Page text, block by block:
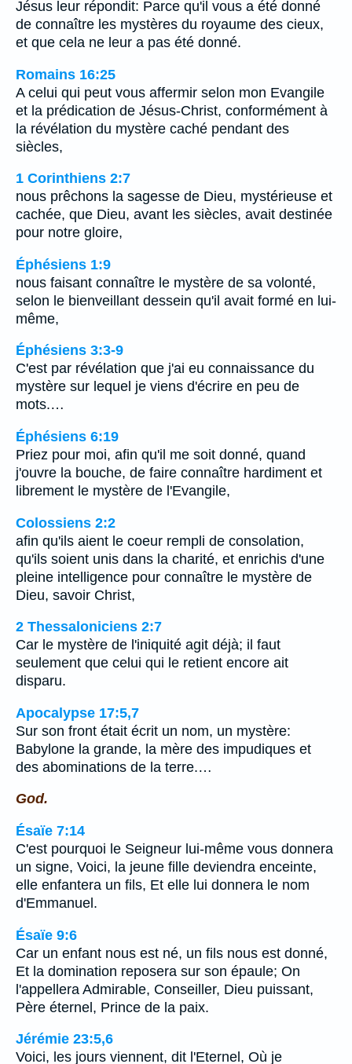
Jésus leur répondit: Parce qu'il vous a été donné
de connaître les mystères du royaume des cieux,
et que cela ne leur a pas été donné.
Romains 16:25
A celui qui peut vous affermir selon mon Evangile
et la prédication de Jésus-Christ, conformément à
la révélation du mystère caché pendant des
siècles,
1 Corinthiens 2:7
nous prêchons la sagesse de Dieu, mystérieuse et
cachée, que Dieu, avant les siècles, avait destinée
pour notre gloire,
Éphésiens 1:9
nous faisant connaître le mystère de sa volonté,
selon le bienveillant dessein qu'il avait formé en lui-
même,
Éphésiens 3:3-9
C'est par révélation que j'ai eu connaissance du
mystère sur lequel je viens d'écrire en peu de
mots.…
Éphésiens 6:19
Priez pour moi, afin qu'il me soit donné, quand
j'ouvre la bouche, de faire connaître hardiment et
librement le mystère de l'Evangile,
Colossiens 2:2
afin qu'ils aient le coeur rempli de consolation,
qu'ils soient unis dans la charité, et enrichis d'une
pleine intelligence pour connaître le mystère de
Dieu, savoir Christ,
2 Thessaloniciens 2:7
Car le mystère de l'iniquité agit déjà; il faut
seulement que celui qui le retient encore ait
disparu.
Apocalypse 17:5,7
Sur son front était écrit un nom, un mystère:
Babylone la grande, la mère des impudiques et
des abominations de la terre.…
God.
Ésaïe 7:14
C'est pourquoi le Seigneur lui-même vous donnera
un signe, Voici, la jeune fille deviendra enceinte,
elle enfantera un fils, Et elle lui donnera le nom
d'Emmanuel.
Ésaïe 9:6
Car un enfant nous est né, un fils nous est donné,
Et la domination reposera sur son épaule; On
l'appellera Admirable, Conseiller, Dieu puissant,
Père éternel, Prince de la paix.
Jérémie 23:5,6
Voici, les jours viennent, dit l'Eternel, Où je